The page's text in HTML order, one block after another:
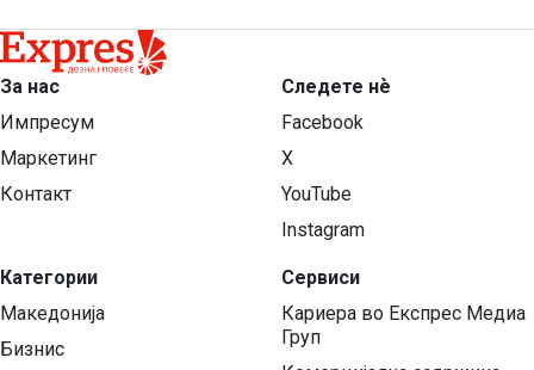
За нас
Импресум
Маркетинг
Контакт
Категории
Македонија
Бизнис
Следете нѐ
Facebook
X
YouTube
Instagram
Сервиси
Кариера во Експрес Медиа
Груп